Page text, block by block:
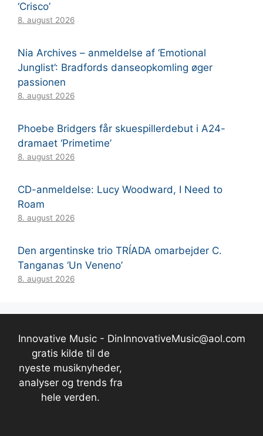
‘Crisco’
8. august 2026
Nia Archives – anmeldelse af ‘Emotional
Junglist’: Bradfords danseopkomling øger
passionen
8. august 2026
Phoebe Bridgers får skuespillerdebut i A24-
dramaet ‘Primetime’
8. august 2026
CD-anmeldelse: Lucy Woodward, I Need to
Roam
8. august 2026
Den argentinske trio TRÍADA omarbejder C.
Tanganas ‘Un Veneno’
8. august 2026
Innovative Music - Din
gratis kilde til de
nyeste musiknyheder,
analyser og trends fra
hele verden.
InnovativeMusic@aol.com